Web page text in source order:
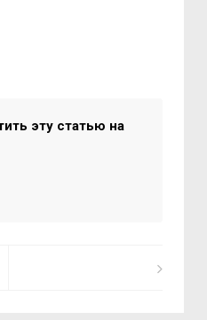
эту статью на